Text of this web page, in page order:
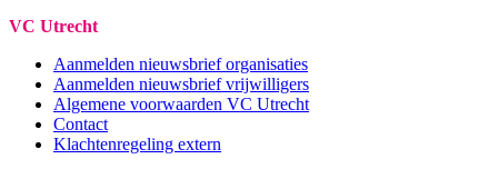
VC Utrecht
Aanmelden nieuwsbrief organisaties
Aanmelden nieuwsbrief vrijwilligers
Algemene voorwaarden VC Utrecht
Contact
Klachtenregeling extern